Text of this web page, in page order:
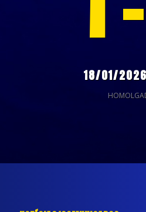
18/01/